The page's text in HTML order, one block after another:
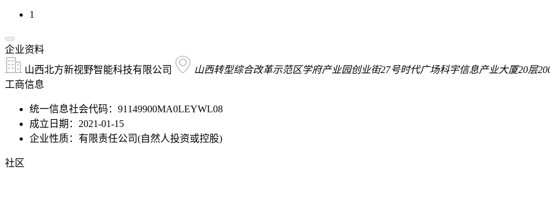
1
企业资料
山西北方新视野智能科技有限公司
山西转型综合改革示范区学府产业园创业街27号时代广场科宇信息产业大厦20层
工商信息
统一信息社会代码：91149900MA0LEYWL08
成立日期：2021-01-15
企业性质：有限责任公司(自然人投资或控股)
社区